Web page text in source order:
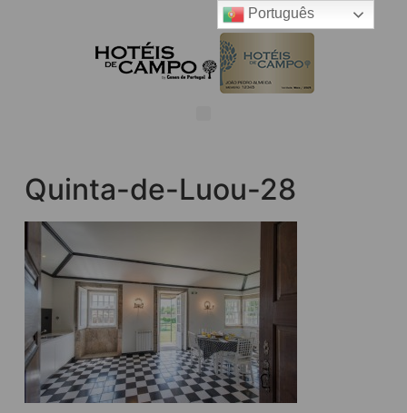
Quinta-de-Luou-28
Português